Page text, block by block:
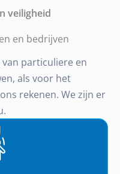
veiligheid
en bedrijven
particuliere en
als voor het
rekenen. We zijn er